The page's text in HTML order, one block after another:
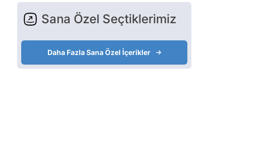
Sana Özel Seçtiklerimiz
Daha Fazla Sana Özel İçerikler